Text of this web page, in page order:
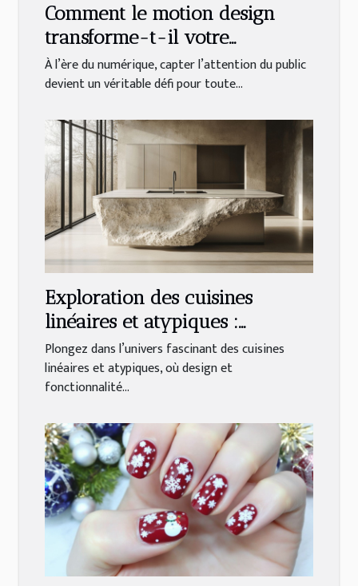
Comment le motion design
transforme-t-il votre
communication visuelle ?
À l’ère du numérique, capter l’attention du public
devient un véritable défi pour toute...
Exploration des cuisines
linéaires et atypiques :
Tendances et matériaux
Plongez dans l’univers fascinant des cuisines
linéaires et atypiques, où design et
fonctionnalité...